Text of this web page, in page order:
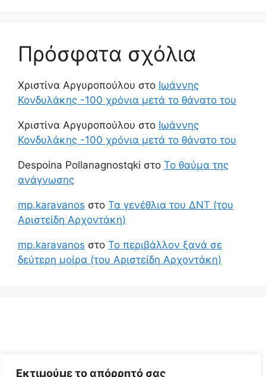
Εκτιμούμε το απόρρητό σας
Πρόσφατα σχόλια
Χριστίνα Αργυροπούλου στο Ιωάννης
Κονδυλάκης -100 χρόνια μετά το θάνατο του
Χριστίνα Αργυροπούλου στο Ιωάννης
Κονδυλάκης -100 χρόνια μετά το θάνατο του
Despoina Pollanagnostqki στο Το θαύμα της
ανάγνωσης
mp.karavanos στο Τα γενέθλια του ΔΝΤ (του
Αριστείδη Αρχοντάκη)
mp.karavanos στο Το περιβάλλον ξανά σε
δεύτερη μοίρα (του Αριστείδη Αρχοντάκη)